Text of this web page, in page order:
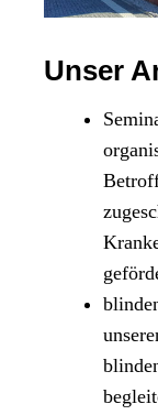
Unser